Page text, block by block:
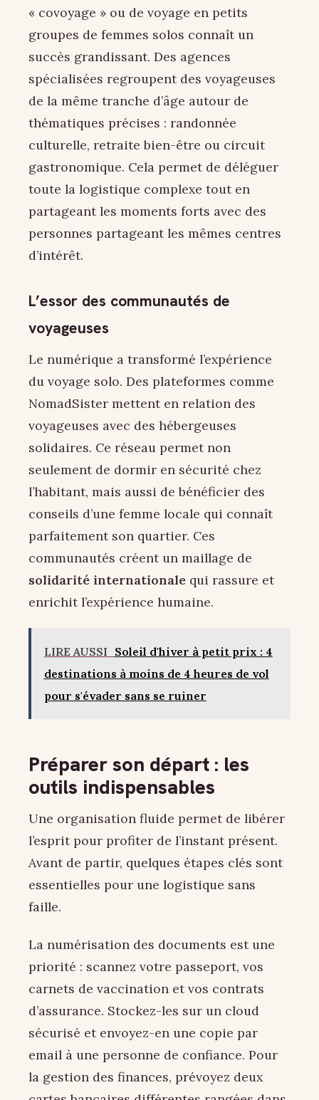
« covoyage » ou de voyage en petits
groupes de femmes solos connaît un
succès grandissant. Des agences
spécialisées regroupent des voyageuses
de la même tranche d’âge autour de
thématiques précises : randonnée
culturelle, retraite bien-être ou circuit
gastronomique. Cela permet de déléguer
toute la logistique complexe tout en
partageant les moments forts avec des
personnes partageant les mêmes centres
d’intérêt.
L’essor des communautés de
voyageuses
Le numérique a transformé l’expérience
du voyage solo. Des plateformes comme
NomadSister mettent en relation des
voyageuses avec des hébergeuses
solidaires. Ce réseau permet non
seulement de dormir en sécurité chez
l’habitant, mais aussi de bénéficier des
conseils d’une femme locale qui connaît
parfaitement son quartier. Ces
communautés créent un maillage de
solidarité internationale qui rassure et
enrichit l’expérience humaine.
LIRE AUSSI Soleil d'hiver à petit prix : 4
destinations à moins de 4 heures de vol
pour s'évader sans se ruiner
Préparer son départ : les
outils indispensables
Une organisation fluide permet de libérer
l’esprit pour profiter de l’instant présent.
Avant de partir, quelques étapes clés sont
essentielles pour une logistique sans
faille.
La numérisation des documents est une
priorité : scannez votre passeport, vos
carnets de vaccination et vos contrats
d’assurance. Stockez-les sur un cloud
sécurisé et envoyez-en une copie par
email à une personne de confiance. Pour
la gestion des finances, prévoyez deux